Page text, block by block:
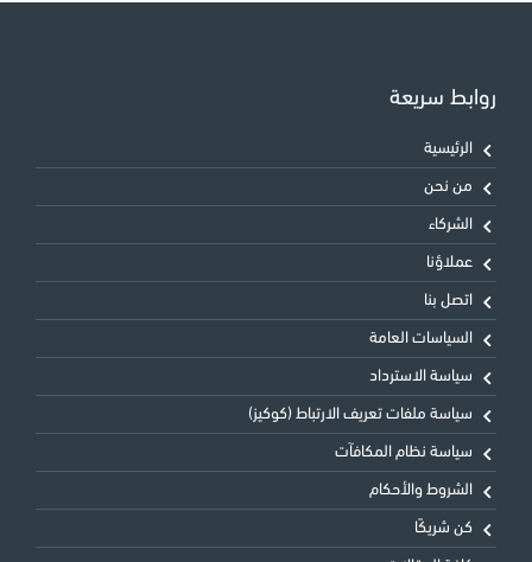
روابط سريعة
الرئيسية
من نحن
الشركاء
عملاؤنا
اتصل بنا
السياسات العامة
سياسة الاسترداد
سياسة ملفات تعريف الارتباط (كوكيز)
سياسة نظام المكافآت
الشروط والأحكام
كن شريكًا